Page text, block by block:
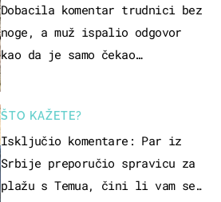
Dobacila komentar trudnici bez
noge, a muž ispalio odgovor
kao da je samo čekao…
ŠTO KAŽETE?
Isključio komentare: Par iz
Srbije preporučio spravicu za
plažu s Temua, čini li vam se